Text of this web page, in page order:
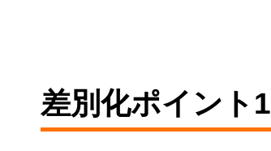
差別化ポイント1